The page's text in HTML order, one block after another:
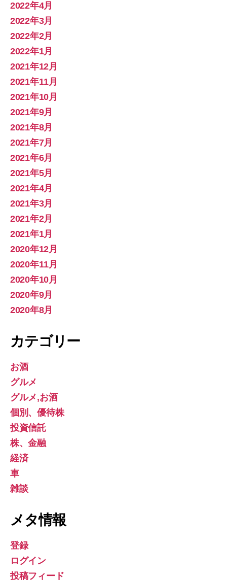
2022年4月
2022年3月
2022年2月
2022年1月
2021年12月
2021年11月
2021年10月
2021年9月
2021年8月
2021年7月
2021年6月
2021年5月
2021年4月
2021年3月
2021年2月
2021年1月
2020年12月
2020年11月
2020年10月
2020年9月
2020年8月
カテゴリー
お酒
グルメ
グルメ,お酒
個別、優待株
投資信託
株、金融
経済
車
雑談
メタ情報
登録
ログイン
投稿フィード